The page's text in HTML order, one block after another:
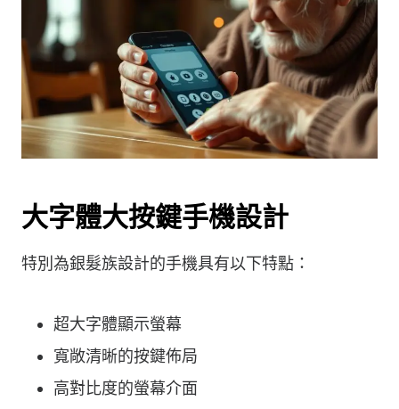
大字體大按鍵手機設計
特別為銀髮族設計的手機具有以下特點：
超大字體顯示螢幕
寬敞清晰的按鍵佈局
高對比度的螢幕介面